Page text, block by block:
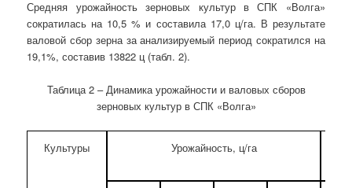
Средняя урожайность зерновых культур в СПК «Волга»
сократилась на 10,5 % и составила 17,0 ц/га. В результате
валовой сбор зерна за анализируемый период сократился на
19,1%, составив 13822 ц (табл. 2).
Таблица 2 – Динамика урожайности и валовых сборов
зерновых культур в СПК «Волга»
Культуры Урожайность, ц/га